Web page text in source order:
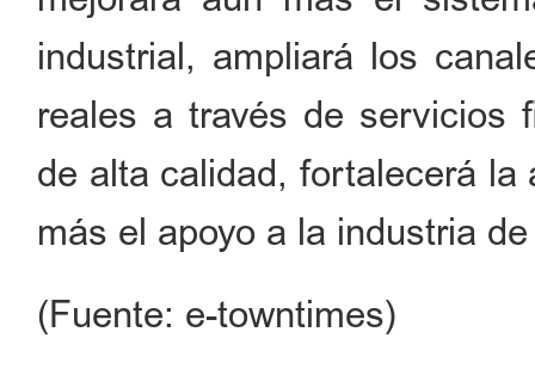
industrial, ampliará los
reales a través de servicios
de alta calidad, fortalecerá
más el apoyo a la industria
(Fuente: e-towntimes)